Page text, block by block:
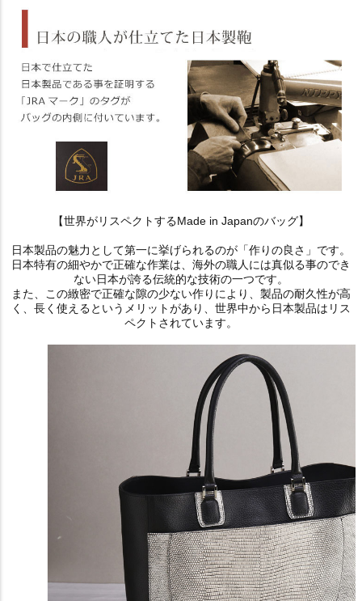
【世界がリスペクトするMade in Japanのバッグ】
日本製品の魅力として第一に挙げられるのが「作りの良さ」です。
日本特有の細やかで正確な作業は、海外の職人には真似る事のでき
ない日本が誇る伝統的な技術の一つです。
また、この緻密で正確な隙の少ない作りにより、製品の耐久性が高
く、長く使えるというメリットがあり、世界中から日本製品はリス
ペクトされています。